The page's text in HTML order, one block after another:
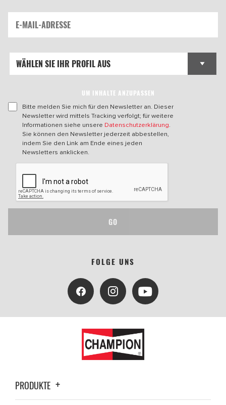
UM INHALTE ANZUPASSEN
Bitte melden Sie mich für den Newsletter an. Dieser
Newsletter wird mittels Tracking verfolgt; für weitere
Informationen siehe unsere Datenschutzerklärung.
Sie können den Newsletter jederzeit abbestellen,
indem Sie den Link am Ende eines jeden
Newsletters anklicken.
GO
FOLGE UNS
PRODUKTE